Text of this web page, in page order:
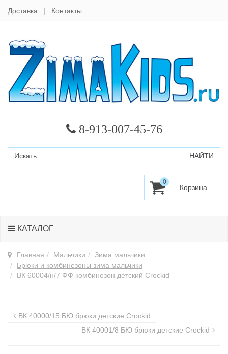
Доставка Контакты
8-913-007-45-76
0
КАТАЛОГ
Главная Мальчики
Зима мальчики
Брюки и комбинезоны зима мальчики
ВК 60004/н/7 ФФ комбинезон детский Crockid
ВК 40000/15 БЮ брюки детские Сrockid
ВК 40001/8 БЮ брюки детские Сrockid